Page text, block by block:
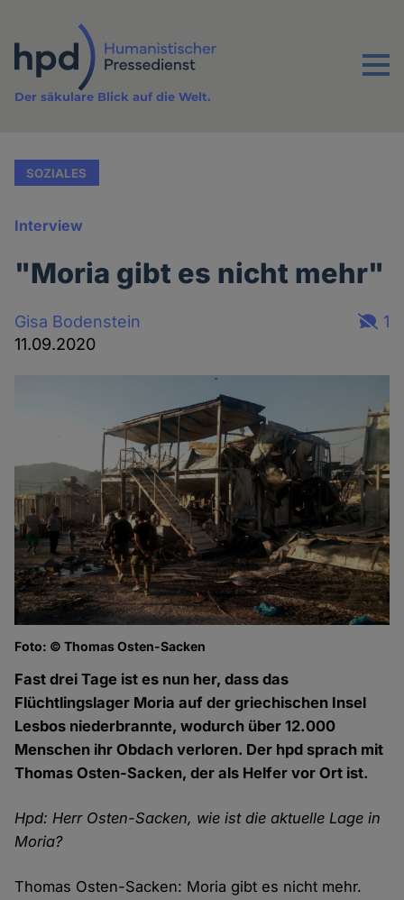
Inhalt
Menu
Der säkulare Blick auf die Welt.
SOZIALES
Interview
"Moria gibt es nicht mehr"
Gisa Bodenstein
11.09.2020
1
Foto: © Thomas Osten-Sacken
Fast drei Tage ist es nun her, dass das
Flüchtlingslager Moria auf der griechischen Insel
Lesbos niederbrannte, wodurch über 12.000
Menschen ihr Obdach verloren. Der hpd sprach mit
Thomas Osten-Sacken, der als Helfer vor Ort ist.
Hpd: Herr Osten-Sacken, wie ist die aktuelle Lage in
Moria?
Thomas Osten-Sacken: Moria gibt es nicht mehr.